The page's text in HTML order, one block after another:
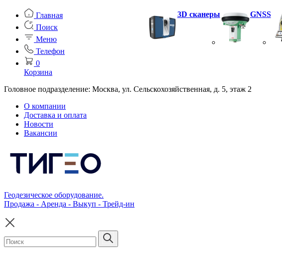
Главная
Поиск
Меню
Телефон
0
Корзина
Головное подразделение: Москва, ул. Сельскохозяйственная, д. 5, этаж 2
О компании
Доставка и оплата
Новости
Вакансии
Геодезическое оборудование.
Продажа - Аренда - Выкуп - Трейд-ин
3D сканеры GNSS